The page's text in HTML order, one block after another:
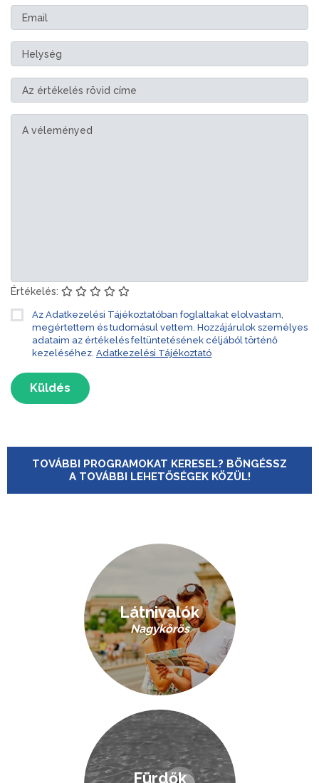
Értékelés:
Az Adatkezelési Tájékoztatóban foglaltakat elolvastam,
megértettem és tudomásul vettem. Hozzájárulok személyes
adataim az értékelés feltüntetésének céljából történő
kezeléséhez. Adatkezelési Tájékoztató
Küldés
TOVÁBBI PROGRAMOKAT KERESEL? BÖNGÉSSZ
A TOVÁBBI LEHETŐSÉGEK KÖZÜL!
Látnivalók
Nagykőrös
Fürdők